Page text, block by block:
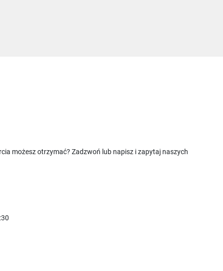
możesz otrzymać? Zadzwoń lub napisz i zapytaj naszych